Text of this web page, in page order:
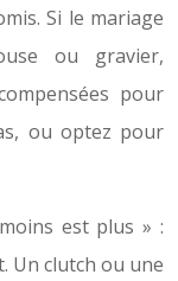
Si le mariage
ou gravier,
pour
ou optez pour
est plus » :
Un clutch ou une